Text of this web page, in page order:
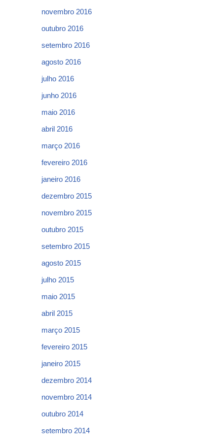
novembro 2016
outubro 2016
setembro 2016
agosto 2016
julho 2016
junho 2016
maio 2016
abril 2016
março 2016
fevereiro 2016
janeiro 2016
dezembro 2015
novembro 2015
outubro 2015
setembro 2015
agosto 2015
julho 2015
maio 2015
abril 2015
março 2015
fevereiro 2015
janeiro 2015
dezembro 2014
novembro 2014
outubro 2014
setembro 2014